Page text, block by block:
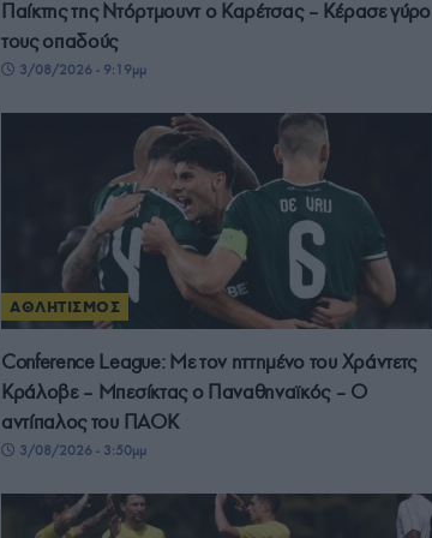
Παίκτης της Ντόρτμουντ ο Καρέτσας – Κέρασε γύρο
τους οπαδούς
3/08/2026 - 9:19μμ
ΑΘΛΗΤΙΣΜΟΣ
Conference League: Με τον ηττημένο του Χράντετς
Κράλοβε – Μπεσίκτας ο Παναθηναϊκός – Ο
αντίπαλος του ΠΑΟΚ
3/08/2026 - 3:50μμ